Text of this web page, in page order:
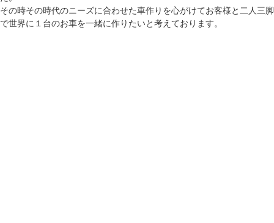
その時その時代のニーズに合わせた車作りを心がけてお客様と二人三脚
で世界に１台のお車を一緒に作りたいと考えております。